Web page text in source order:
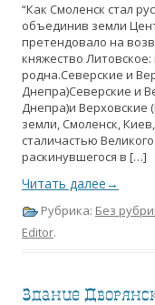
“Как Смоленск стал
объединив земли
претендовало на
княжество
родна.Северские и
Днепра)Северские и
Днепра)и Верховские
земли, Смоленск,
сталичастью
раскинувшегося в […]
Читать далее→
Рубрика: Без
Editor.
Здание